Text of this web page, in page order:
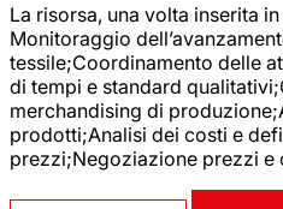
La risorsa, una volta inserita
Monitoraggio
tessile;Coordinamento delle
di tempi e standard
merchandising di
prodotti;Analisi dei costi e
prezzi;Negoziazione prezzi